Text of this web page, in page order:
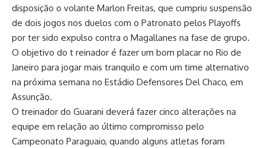
disposição o volante Marlon Freitas, que cumpriu suspensão
de dois jogos nos duelos com o Patronato pelos Playoffs
por ter sido expulso contra o Magallanes na fase de grupo.
O objetivo do t reinador é fazer um bom placar no Rio de
Janeiro para jogar mais tranquilo e com um time alternativo
na próxima semana no Estádio Defensores Del Chaco, em
Assunção.
O treinador do Guarani deverá fazer cinco alterações na
equipe em relação ao último compromisso pelo
Campeonato Paraguaio, quando alguns atletas foram